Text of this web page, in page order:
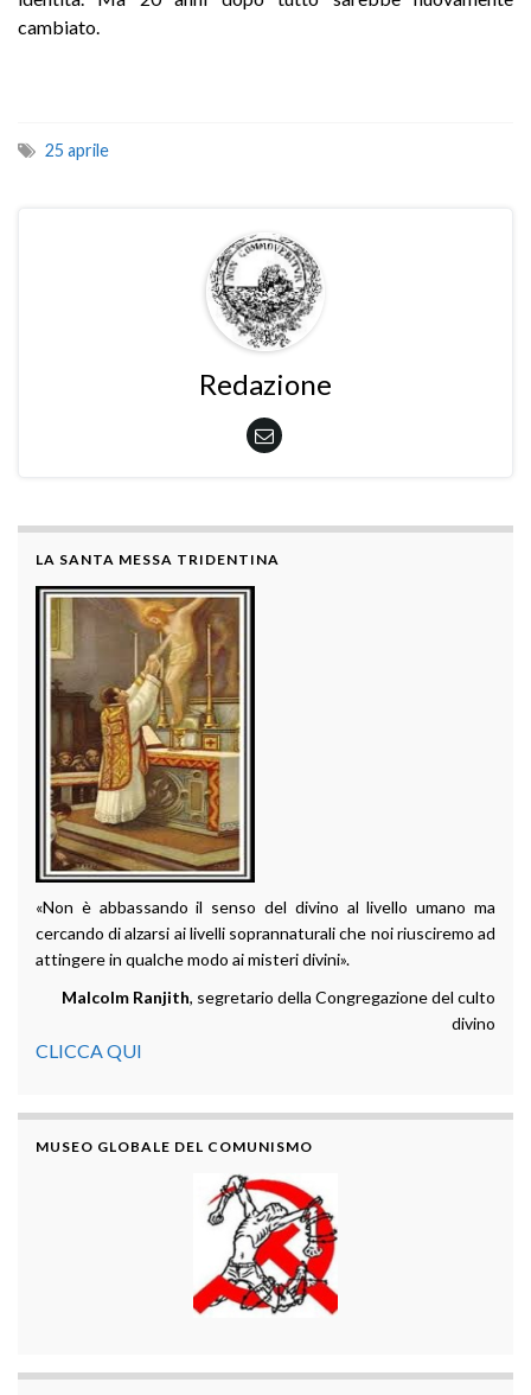
cambiato.
25 aprile
Redazione
LA SANTA MESSA TRIDENTINA
«Non è abbassando il senso del divino al livello umano ma
cercando di alzarsi ai livelli soprannaturali che noi riusciremo ad
attingere in qualche modo ai misteri divini».
Malcolm Ranjith, segretario della Congregazione del culto
divino
CLICCA QUI
MUSEO GLOBALE DEL COMUNISMO